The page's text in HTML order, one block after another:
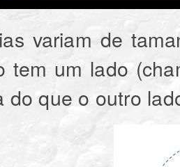
variam de
tem um lado
do que o outro